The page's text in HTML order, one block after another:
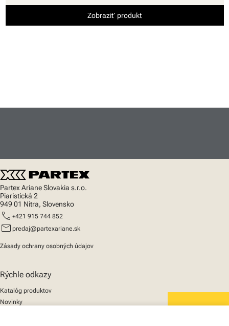
Zobraziť produkt
Partex Ariane Slovakia s.r.o.
Piaristická 2
949 01 Nitra, Slovensko
call +421 915 744 852
mail predaj@partexariane.sk
Zásady ochrany osobných údajov
Rýchle odkazy
Katalóg produktov
Novinky